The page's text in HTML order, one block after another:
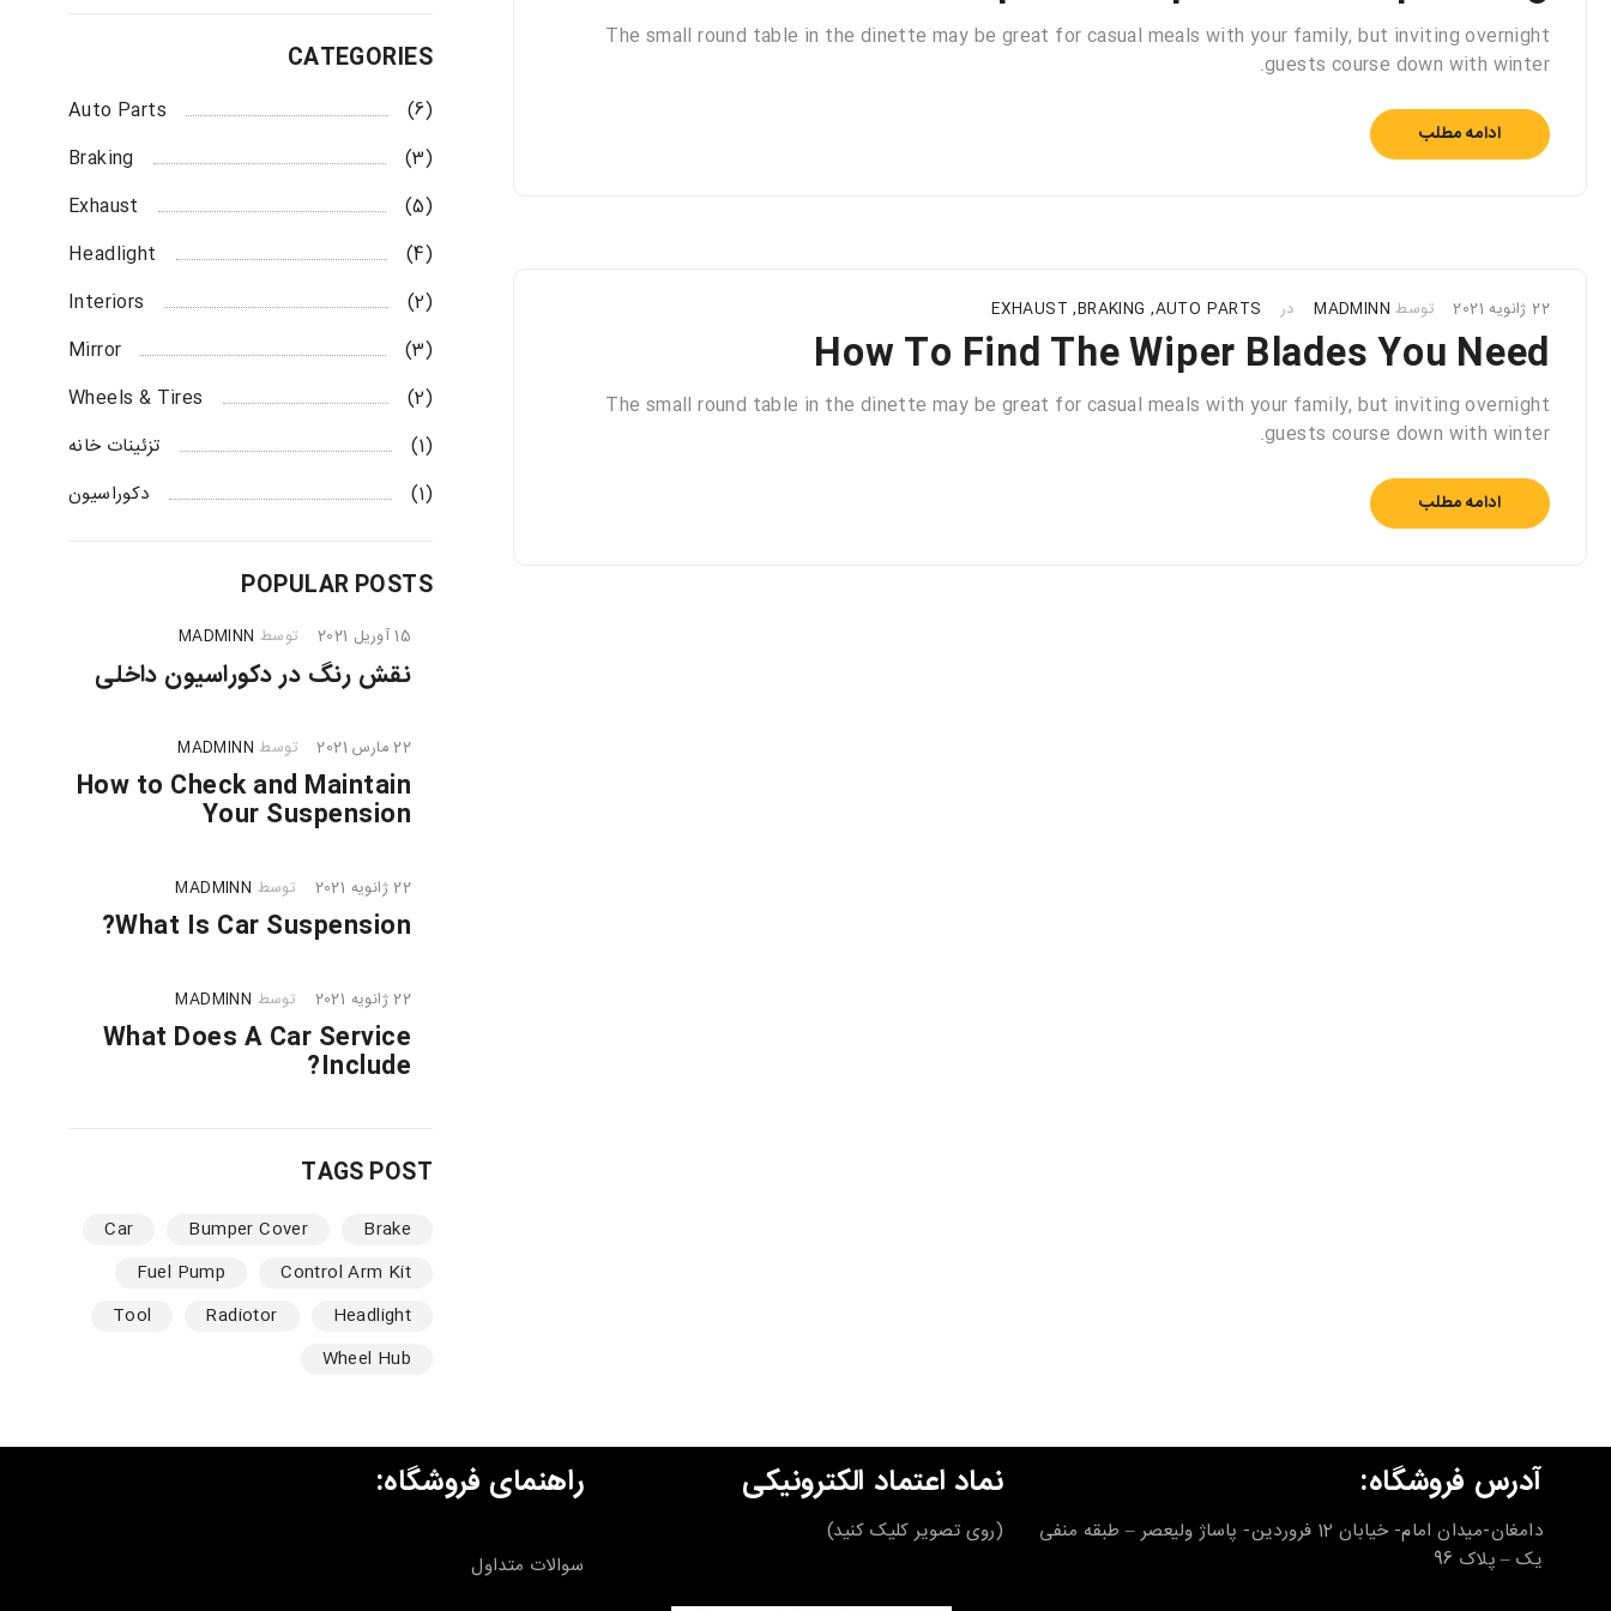
The small round table in the dinette may be great for casual meals with your family, but inviting overnight
guests course down with winter.
ادامه مطلب
22 ژانویه 2021 توسط MADMINN در AUTO PARTS
,
BRAKING
,
EXHAUST
How To Find The Wiper Blades You Need
The small round table in the dinette may be great for casual meals with your family, but inviting overnight
guests course down with winter.
ادامه مطلب
CATEGORIES
Auto Parts
(6)
Braking
(3)
Exhaust
(5)
Headlight
(4)
Interiors
(2)
Mirror
(3)
Wheels & Tires
(2)
تزئینات خانه
(1)
دکوراسیون
(1)
POPULAR POSTS
15 آوریل 2021 توسط MADMINN
نقش رنگ در دکوراسیون داخلی
22 مارس 2021 توسط MADMINN
How to Check and Maintain
Your Suspension
22 ژانویه 2021 توسط MADMINN
What Is Car Suspension?
22 ژانویه 2021 توسط MADMINN
What Does A Car Service
Include?
TAGS POST
Brake
Bumper Cover
Car
Control Arm Kit
Fuel Pump
Headlight
Radiotor
Tool
Wheel Hub
آدرس فروشگاه:
دامغان-میدان امام- خیابان 12 فروردین- پاساژ ولیعصر – طبقه منفی
یک – پلاک 96
نماد اعتماد الکترونیکی
(روی تصویر کلیک کنید)
راهنمای فروشگاه:
سوالات متداول